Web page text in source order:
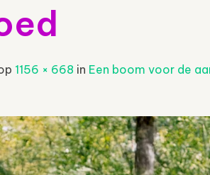
1156 × 668 in Een boom voor de